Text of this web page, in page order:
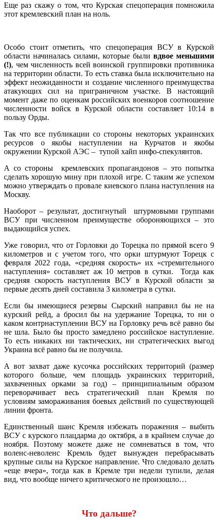
Еще раз скажу о том, что Курская спецоперация помножила
этот кремлевский план на ноль.
Особо стоит отметить, что спецоперация ВСУ в Курской
области начиналась силами, которые были вдвое меньшими
(!), чем численность всей воинской группировки противника
на территории области. То есть ставка была исключительно на
эффект неожиданности и создание численного преимущества
атакующих сил на приграничном участке. В настоящий
момент даже по оценкам российских военкоров соотношение
численности войск в Курской области составляет 10:14 в
пользу Орды.
Так что все публикации со стороны некоторых украинских
ресурсов о якобы наступлении на Курчатов и якобы
окружении Курской АЭС – тупой хайп инфо-спекулянтов.
А со стороны кремлевских пропагандонов – это попытка
сделать хорошую мину при плохой игре. С таким же успехом
можно утверждать о провале киевского плана наступления на
Москву.
Наоборот – результат, достигнутый штурмовыми группами
ВСУ при численном преимуществе обороняющихся – это
выдающийся успех.
Уже говорил, что от Горловки до Торецка по прямой всего 9
километров и с учетом того, что орки штурмуют Торецк с
февраля 2022 года, «средняя скорость» их «стремительного
наступления» составляет аж 10 метров в сутки. Тогда как
средняя скорость наступления ВСУ в Курской области за
первые десять дней составила 3 километра в сутки.
Если бы имеющиеся резервы Сырский направил бы не на
курский рейд, а бросил бы на удержание Торецка, то ни о
каком контрнаступлении ВСУ на Горловку речь всё равно бы
не шла. Было бы просто замедлено российское наступление.
То есть никаких ни тактических, ни стратегических выгод
Украина всё равно бы не получила.
А вот захват даже кусочка российских территорий (размер
которого больше, чем площадь украинских территорий,
захваченных орками за год) – принципиальным образом
переворачивает весь стратегический план Кремля по
условиям замораживания боевых действий по существующей
линии фронта.
Единственный шанс Кремля избежать поражения – выбить
ВСУ с курского плацдарма до октября, а в крайнем случае до
ноября. Поэтому можете даже не сомневаться в том, что
воленс-неволенс Кремль будет вынужден перебрасывать
крупные силы на Курское направление. Что следовало делать
«еще вчера», тогда как в Кремле три недели тупили, делая
вид, что вообще ничего критического не произошло…
Что дальше?